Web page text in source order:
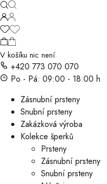
V košíku nic není.
+420 773 070 070
Po - Pá: 09:00 - 18:00 h
Zásnubní prsteny
Snubní prsteny
Zakázková výroba
Kolekce šperků
Prsteny
Zásnubní prsteny
Snubní prsteny